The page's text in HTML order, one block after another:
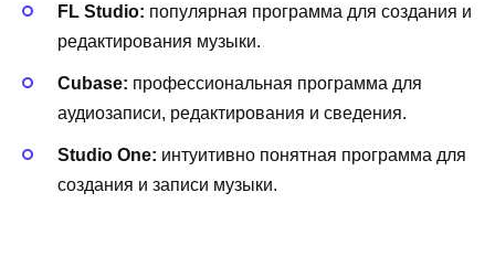
FL Studio: популярная программа для создания и
редактирования музыки.
Cubase: профессиональная программа для
аудиозаписи, редактирования и сведения.
Studio One: интуитивно понятная программа для
создания и записи музыки.